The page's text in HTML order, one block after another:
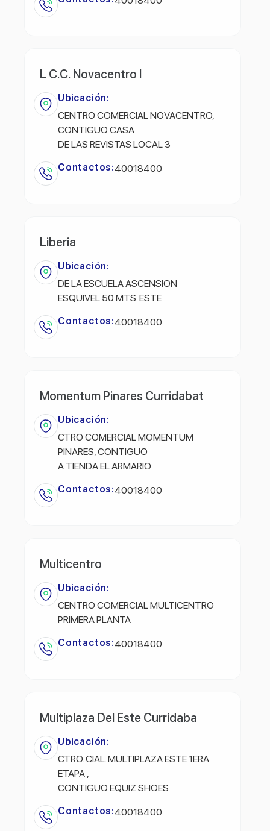
L C.C. Novacentro I
Ubicación:
CENTRO COMERCIAL NOVACENTRO,
CONTIGUO CASA
DE LAS REVISTAS LOCAL 3
Contactos:40018400
Liberia
Ubicación:
DE LA ESCUELA ASCENSION
ESQUIVEL 50 MTS. ESTE
Contactos:40018400
Momentum Pinares Curridabat
Ubicación:
CTRO COMERCIAL MOMENTUM
PINARES, CONTIGUO
A TIENDA EL ARMARIO
Contactos:40018400
Multicentro
Ubicación:
CENTRO COMERCIAL MULTICENTRO
PRIMERA PLANTA
Contactos:40018400
Multiplaza Del Este Curridaba
Ubicación:
CTRO. CIAL. MULTIPLAZA ESTE 1ERA
ETAPA ,
CONTIGUO EQUIZ SHOES
Contactos:40018400